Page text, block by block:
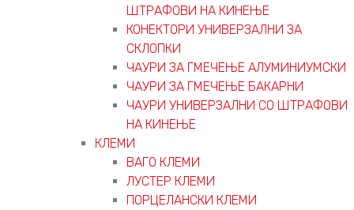
ШТРАФОВИ НА КИНЕЊЕ
КОНЕКТОРИ УНИВЕРЗАЛНИ ЗА
СКЛОПКИ
ЧАУРИ ЗА ГМЕЧЕЊЕ АЛУМИНИУМСКИ
ЧАУРИ ЗА ГМЕЧЕЊЕ БАКАРНИ
ЧАУРИ УНИВЕРЗАЛНИ СО ШТРАФОВИ
НА КИНЕЊЕ
КЛЕМИ
ВАГО КЛЕМИ
ЛУСТЕР КЛЕМИ
ПОРЦЕЛАНСКИ КЛЕМИ